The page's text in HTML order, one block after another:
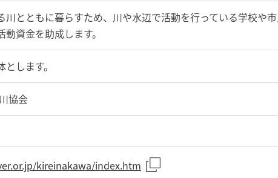
川とともに暮らすため、川や水辺で活動を行っている学校や
資金を助成します。
します。
協会
kireinakawa/index.htm